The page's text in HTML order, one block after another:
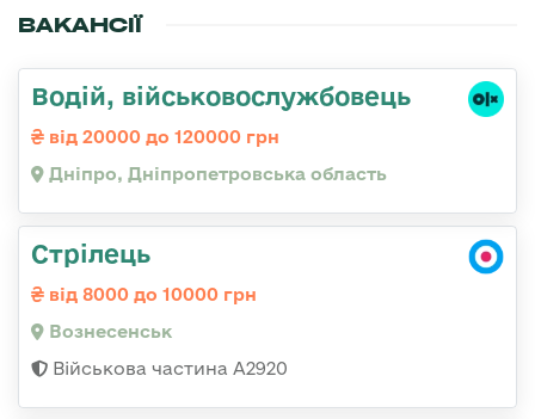
ВАКАНСІЇ
Водій, військовослужбовець
від 20000 до 120000 грн
Дніпро, Дніпропетровська область
Стрілець
від 8000 до 10000 грн
Вознесенськ
Військова частина А2920